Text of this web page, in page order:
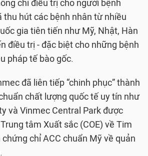
chỉ điều trị cho người bệnh
thu hút các bệnh nhân từ nhiều
gia tiên tiến như Mỹ, Nhật, Hàn
điều trị - đặc biệt cho những bệnh
pháp tế bào gốc.
đã liên tiếp “chinh phục” thành
chất lượng quốc tế uy tín như
và Vinmec Central Park được
tâm Xuất sắc (COE) về Tim
chỉ ACC chuẩn Mỹ về quản